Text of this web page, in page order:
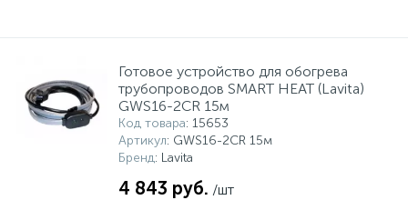
Готовое устройство для обогрева
трубопроводов SMART HEAT (Lavita)
GWS16-2CR 15м
Код товара: 15653
Артикул: GWS16-2CR 15м
Бренд: Lavita
4 843 руб. /шт